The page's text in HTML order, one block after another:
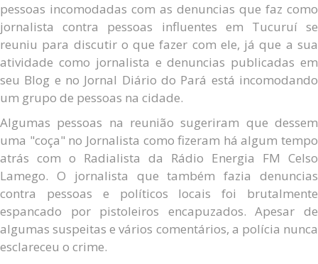
pessoas incomodadas com as denuncias que faz como
jornalista contra pessoas influentes em Tucuruí se
reuniu para discutir o que fazer com ele, já que a sua
atividade como jornalista e denuncias publicadas em
seu Blog e no Jornal Diário do Pará está incomodando
um grupo de pessoas na cidade.
Algumas pessoas na reunião sugeriram que dessem
uma "coça" no Jornalista como fizeram há algum tempo
atrás com o Radialista da Rádio Energia FM Celso
Lamego. O jornalista que também fazia denuncias
contra pessoas e políticos locais foi brutalmente
espancado por pistoleiros encapuzados. Apesar de
algumas suspeitas e vários comentários, a polícia nunca
esclareceu o crime.